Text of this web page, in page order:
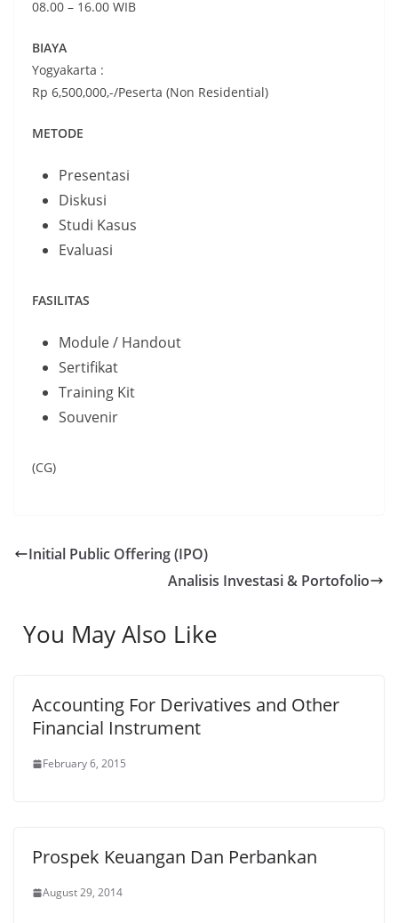
08.00 – 16.00 WIB
BIAYA
Yogyakarta :
Rp 6,500,000,-/Peserta (Non Residential)
METODE
Presentasi
Diskusi
Studi Kasus
Evaluasi
FASILITAS
Module / Handout
Sertifikat
Training Kit
Souvenir
(CG)
Initial Public Offering (IPO)
Analisis Investasi & Portofolio
You May Also Like
Accounting For Derivatives and Other
Financial Instrument
February 6, 2015
Prospek Keuangan Dan Perbankan
August 29, 2014